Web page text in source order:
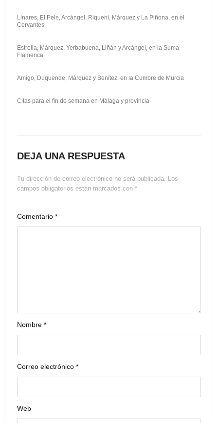
Linares, El Pele, Arcángel, Riqueni, Márquez y La Piñona, en el
Cervantes
Estrella, Márquez, Yerbabuena, Liñán y Arcángel, en la Suma
Flamenca
Amigo, Duquende, Márquez y Benítez, en la Cumbre de Murcia
Citas para el fin de semana en Málaga y provincia
DEJA UNA RESPUESTA
Tu dirección de correo electrónico no será publicada. Los
campos obligatorios están marcados con *
Comentario *
Nombre *
Correo electrónico *
Web